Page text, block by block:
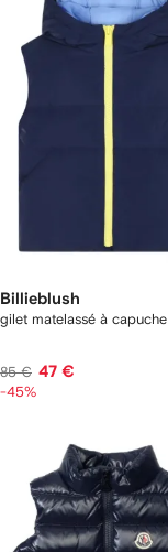
Billieblush
gilet matelassé à capuche
85 € 47 €
-45%